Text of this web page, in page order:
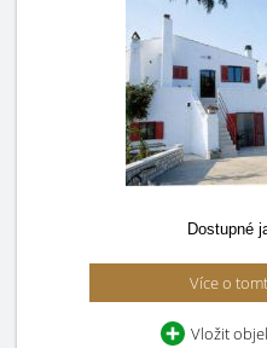
Dostupné
Více o
Vložit